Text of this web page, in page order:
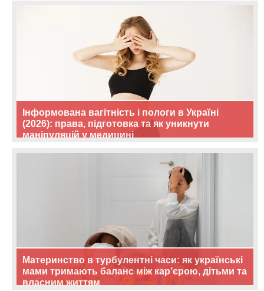
Інформована вагітність і пологи в Україні
(2026): права, підготовка та як уникнути
маніпуляцій у медицині
Материнство в турбулентні часи: як українські
мами тримають баланс між кар’єрою, дітьми та
власним життям